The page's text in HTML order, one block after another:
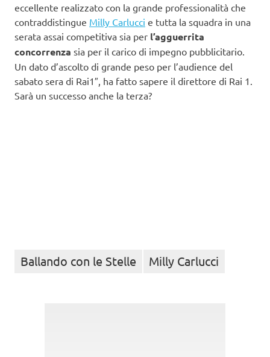
eccellente realizzato con la grande professionalità che
contraddistingue Milly Carlucci e tutta la squadra in una
serata assai competitiva sia per l’agguerrita
concorrenza sia per il carico di impegno pubblicitario.
Un dato d’ascolto di grande peso per l’audience del
sabato sera di Rai1″, ha fatto sapere il direttore di Rai 1.
Sarà un successo anche la terza?
Ballando con le Stelle Milly Carlucci